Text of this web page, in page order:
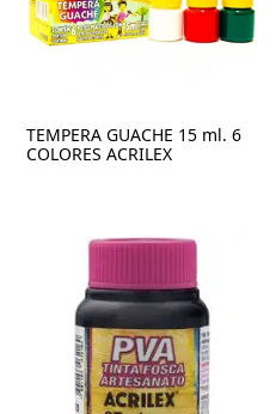
TEMPERA GUACHE 15 ml. 6
COLORES ACRILEX